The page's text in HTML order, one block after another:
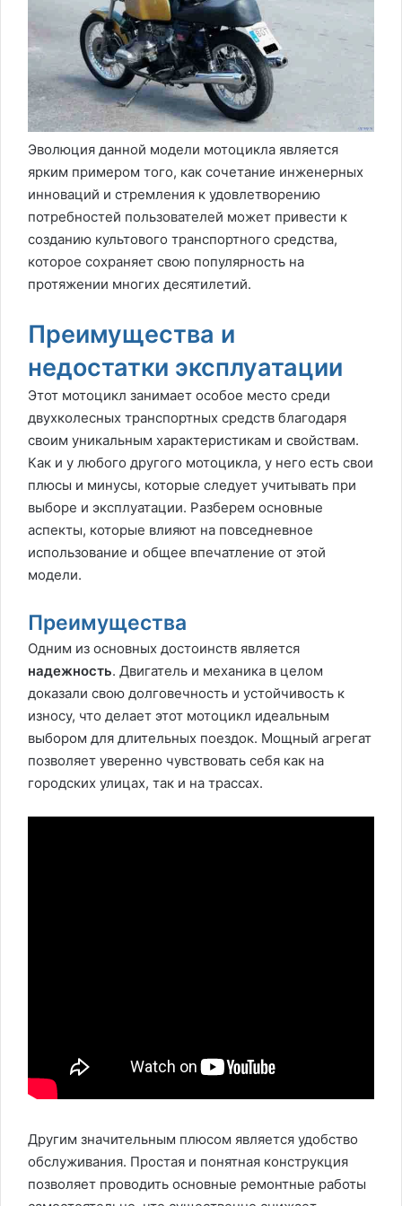
Эволюция данной модели мотоцикла является
ярким примером того, как сочетание инженерных
инноваций и стремления к удовлетворению
потребностей пользователей может привести к
созданию культового транспортного средства,
которое сохраняет свою популярность на
протяжении многих десятилетий.
Преимущества и
недостатки эксплуатации
Этот мотоцикл занимает особое место среди
двухколесных транспортных средств благодаря
своим уникальным характеристикам и свойствам.
Как и у любого другого мотоцикла, у него есть свои
плюсы и минусы, которые следует учитывать при
выборе и эксплуатации. Разберем основные
аспекты, которые влияют на повседневное
использование и общее впечатление от этой
модели.
Преимущества
Одним из основных достоинств является
надежность. Двигатель и механика в целом
доказали свою долговечность и устойчивость к
износу, что делает этот мотоцикл идеальным
выбором для длительных поездок. Мощный агрегат
позволяет уверенно чувствовать себя как на
городских улицах, так и на трассах.
Другим значительным плюсом является удобство
обслуживания. Простая и понятная конструкция
позволяет проводить основные ремонтные работы